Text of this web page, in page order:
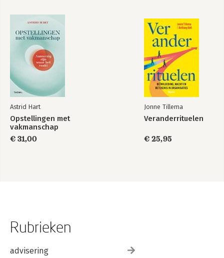
Astrid Hart
Opstellingen met
vakmanschap
€ 31,00
Jonne Tillema
Veranderrituelen
€ 25,95
Rubrieken
advisering